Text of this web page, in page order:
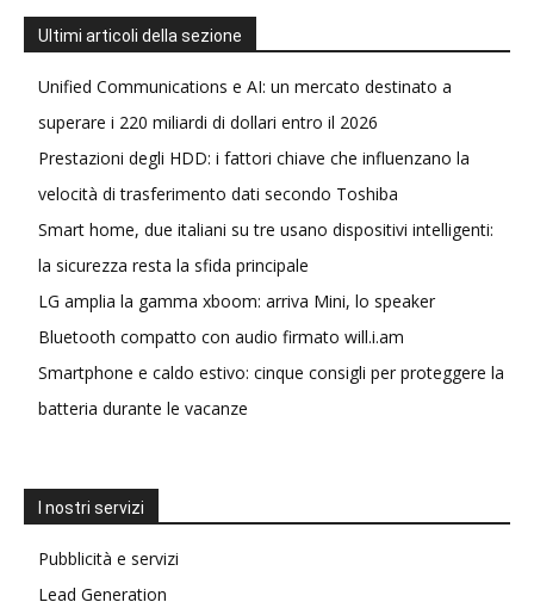
Ultimi articoli della sezione
Unified Communications e AI: un mercato destinato a
superare i 220 miliardi di dollari entro il 2026
Prestazioni degli HDD: i fattori chiave che influenzano la
velocità di trasferimento dati secondo Toshiba
Smart home, due italiani su tre usano dispositivi intelligenti:
la sicurezza resta la sfida principale
LG amplia la gamma xboom: arriva Mini, lo speaker
Bluetooth compatto con audio firmato will.i.am
Smartphone e caldo estivo: cinque consigli per proteggere la
batteria durante le vacanze
I nostri servizi
Pubblicità e servizi
Lead Generation